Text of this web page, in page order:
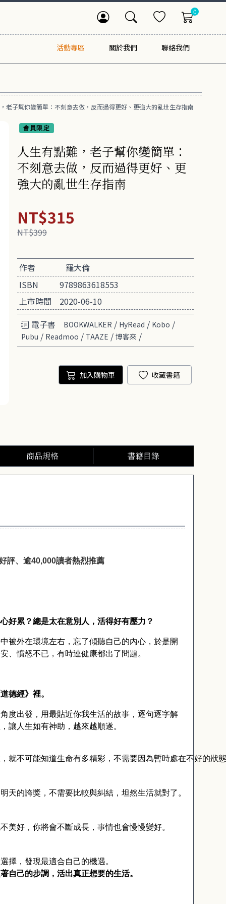
0
活動專區 關於我們 聯絡我們
老子幫你變簡單：不刻意去做，反而過得更好、更強大的亂世生存指南
會員限定
人生有點難，老子幫你變簡單：
不刻意去做，反而過得更好、更
強大的亂世生存指南
NT$315
NT$399
作者
羅大倫
ISBN
9789863618553
上市時間
2020-06-10
電子書
BOOKWALKER / HyRead / Kobo /
Pubu / Readmoo / TAAZE / 博客來 /
加入購物車 收藏書籍
商品規格 書籍目錄
評、逾40,000讀者熱烈推薦
好累？總是太在意別人，活得好有壓力？
被外在環境左右，忘了傾聽自己的內心，於是開
、憤怒不已，有時連健康都出了問題。
德經》裡。
度出發，用最貼近你我生活的故事，逐句逐字解
讓人生如有神助，越來越順遂。
就不可能知道生命有多精彩，不需要因為暫時處在不好的狀
天的誇獎，不需要比較與糾結，坦然生活就對了。
美好，你將會不斷成長，事情也會慢慢變好。
擇，發現最適合自己的機遇。
自己的步調，活出真正想要的生活。